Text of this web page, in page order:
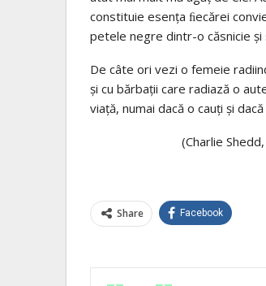
constituie esenţa ﬁecărei
petele negre dintr-o căsnicie şi
De câte ori vezi o femeie
şi cu bărbaţii care radiază o
viaţă, numai dacă o cauţi şi
(Charlie
Share Facebook